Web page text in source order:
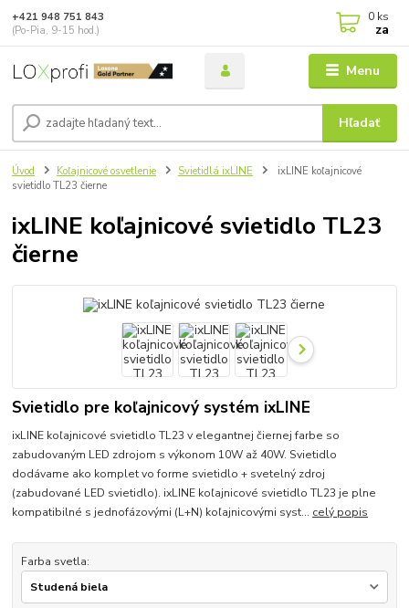
Menu
Hľadať
+421 948 751 843
(Po-Pia, 9-15 hod.)
0 ks
za
Úvod Koľajnicové osvetlenie Svietidlá ixLINE
ixLINE koľajnicové
svietidlo TL23 čierne
ixLINE koľajnicové svietidlo TL23
čierne
Svietidlo pre koľajnicový systém ixLINE
ixLINE koľajnicové svietidlo TL23 v elegantnej čiernej farbe so
zabudovaným LED zdrojom s výkonom 10W až 40W. Svietidlo
dodávame ako komplet vo forme svietidlo + svetelný zdroj
(zabudované LED svietidlo). ixLINE koľajnicové svietidlo TL23 je plne
kompatibilné s jednofázovými (L+N) koľajnicovými syst... celý popis
Farba svetla: